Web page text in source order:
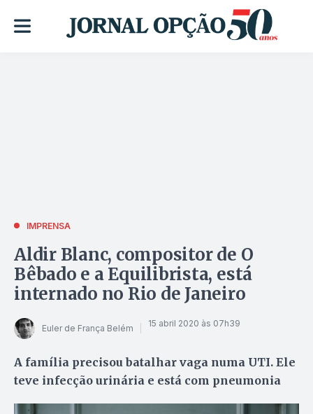
IMPRENSA
Aldir Blanc, compositor de O
Bêbado e a Equilibrista, está
internado no Rio de Janeiro
Euler de França Belém 15 abril 2020 às 07h39
A família precisou batalhar vaga numa UTI. Ele
teve infecção urinária e está com pneumonia